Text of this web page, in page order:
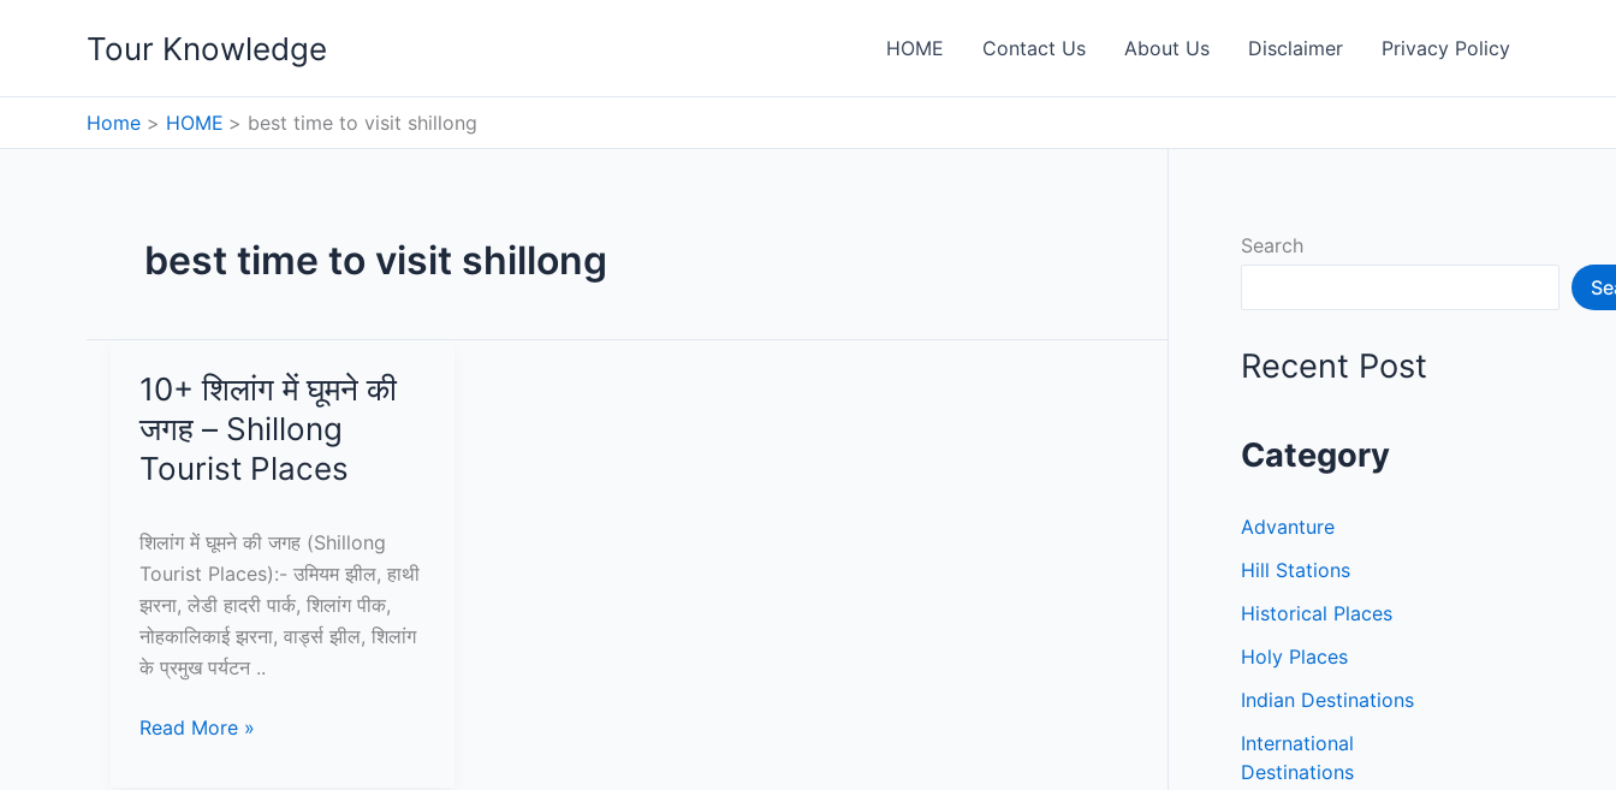
Tour Knowledge HOME Contact Us About Us Disclaimer Privacy Policy
Home HOME best time to visit shillong
best time to visit shillong
10+ शिलांग में घूमने की
जगह – Shillong
Tourist Places
शिलांग में घूमने की जगह (Shillong
Tourist Places):- उमियम झील, हाथी
झरना, लेडी हादरी पार्क, शिलांग पीक,
नोहकालिकाई झरना, वार्ड्स झील, शिलांग
के प्रमुख पर्यटन ..
10+
Read More »
Search
Recent Post
Category
Advanture
Hill Stations
Historical Places
Holy Places
Indian Destinations
International
Destinations